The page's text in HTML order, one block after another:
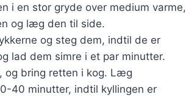
i en stor gryde over medium varme,
og læg den til side.
og steg dem, indtil de er
lad dem simre i et par minutter.
og bring retten i kog. Læg
40 minutter, indtil kyllingen er